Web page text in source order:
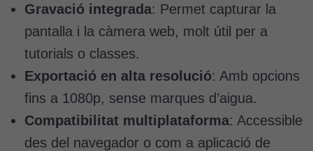
Gravació integrada: Permet capturar la
pantalla i la càmera web, molt útil per a
tutorials o classes.
Exportació en alta resolució: Amb opcions
fins a 1080p, sense marques d’aigua.
Compatibilitat multiplataforma: Accessible
des del navegador o com a aplicació de